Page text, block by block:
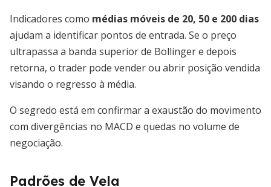
Indicadores como médias móveis de 20, 50 e 200 dias
ajudam a identificar pontos de entrada. Se o preço
ultrapassa a banda superior de Bollinger e depois
retorna, o trader pode vender ou abrir posição vendida
visando o regresso à média.
O segredo está em confirmar a exaustão do movimento
com divergências no MACD e quedas no volume de
negociação.
Padrões de Vela